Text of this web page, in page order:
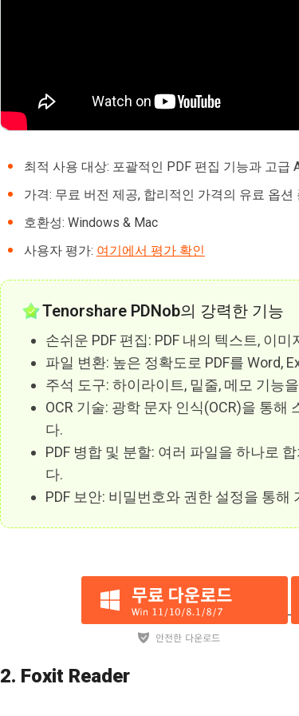
최적 사용 대상: 포괄적인 PDF 편집 기능과 고급
가격: 무료 버전 제공, 합리적인 가격의 유료 옵션
호환성: Windows & Mac
사용자 평가: 여기에서 평가 확인
Tenorshare PDNob의 강력한 기능
손쉬운 PDF 편집: PDF 내의 텍스트, 이
파일 변환: 높은 정확도로 PDF를 Word,
주석 도구: 하이라이트, 밑줄, 메모 기능
OCR 기술: 광학 문자 인식(OCR)을 통
다.
PDF 병합 및 분할: 여러 파일을 하나로
다.
PDF 보안: 비밀번호와 권한 설정을 통
2. Foxit Reader